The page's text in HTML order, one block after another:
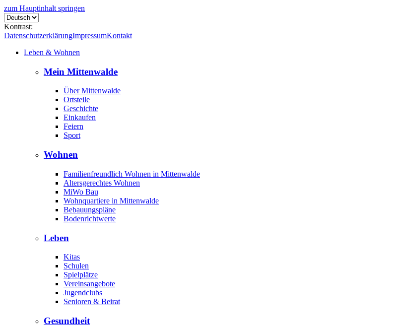
zum Hauptinhalt springen
Kontrast:
DatenschutzerklärungImpressumKontakt
Leben & Wohnen
Mein Mittenwalde
Über Mittenwalde
Ortsteile
Geschichte
Einkaufen
Feiern
Sport
Wohnen
Familienfreundlich Wohnen in Mittenwalde
Altersgerechtes Wohnen
MiWo Bau
Wohnquartiere in Mittenwalde
Bebauungspläne
Bodenrichtwerte
Leben
Kitas
Schulen
Spielplätze
Vereinsangebote
Jugendclubs
Senioren & Beirat
Gesundheit